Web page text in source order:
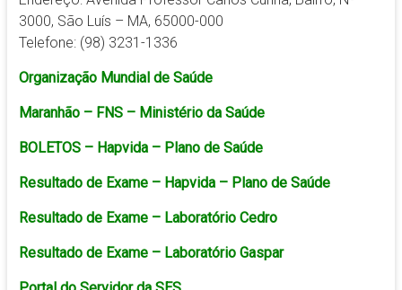
3000, São Luís – MA, 65000-000
Telefone: (98) 3231-1336
Organização Mundial de Saúde
Maranhão – FNS – Ministério da Saúde
BOLETOS – Hapvida – Plano de Saúde
Resultado de Exame – Hapvida – Plano de Saúde
Resultado de Exame – Laboratório Cedro
Resultado de Exame – Laboratório Gaspar